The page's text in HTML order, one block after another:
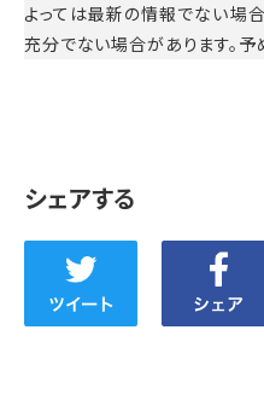
よっては最新の情報でない場
充分でない場合があります。予
シェアする